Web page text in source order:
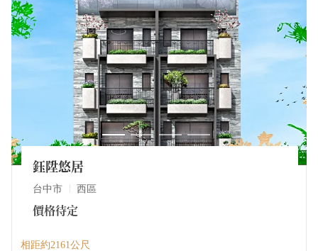
鈺陞悠居
台中市 西區
價格待定
相距約2161公尺